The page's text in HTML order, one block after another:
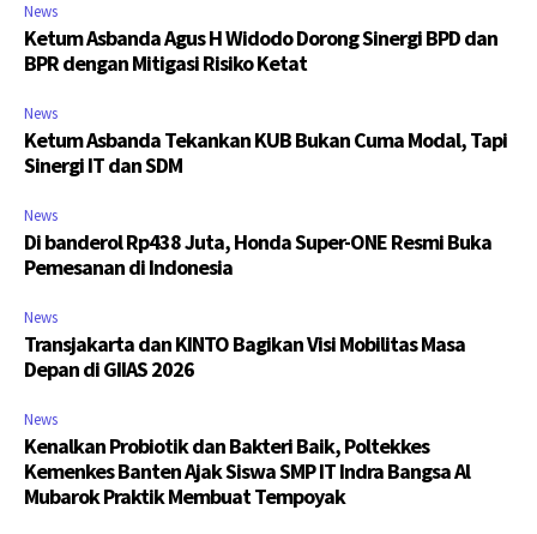
News
Ketum Asbanda Agus H Widodo Dorong Sinergi BPD dan
BPR dengan Mitigasi Risiko Ketat
News
Ketum Asbanda Tekankan KUB Bukan Cuma Modal, Tapi
Sinergi IT dan SDM
News
Di banderol Rp438 Juta, Honda Super-ONE Resmi Buka
Pemesanan di Indonesia
News
Transjakarta dan KINTO Bagikan Visi Mobilitas Masa
Depan di GIIAS 2026
News
Kenalkan Probiotik dan Bakteri Baik, Poltekkes
Kemenkes Banten Ajak Siswa SMP IT Indra Bangsa Al
Mubarok Praktik Membuat Tempoyak